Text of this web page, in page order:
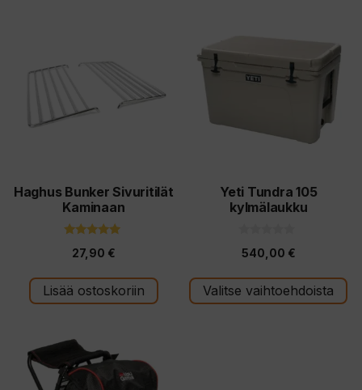
Haghus Bunker Sivuritilät
Kaminaan
5:stä
27,90 €
Lisää ostoskoriin
Yeti Tundra 105
kylmälaukku
5
s
t
ä
540,00 €
Valitse vaihtoehdoista
on
useampi
muunnelma.
tuotteen